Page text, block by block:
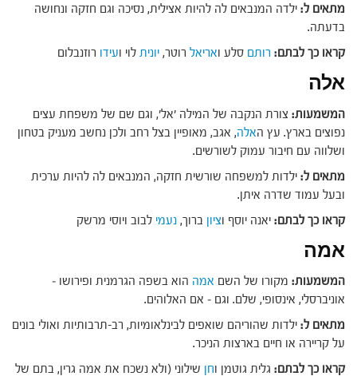
מתאים ל: ילדה המנבאים לה להיות אצילית, נסיכה וגם חזקה ונחושה
בדעתה.
קראו כך לבתם: רותם סלע ואריאל רוטר, יונית לוי ועידו רוזנבלום
אלה
המשמעות: צורת הנקבה של המילה 'אל', וגם שם של משפחת עצים
נפוצים בארץ. עץ האלה, אגב, מאופיין בצל רחב ולכן נחשב מעניק בטחון
ושלווה עם חיבור עמוק לשורשים.
מתאים ל: ילדות למשפחה שורשית חזקה, המנבאים לה להיות ערכית
ובעל עמוד שדרה איתן.
קראו כך לבתם: יאנה יוסף וציון ברוך, נעמי לבוב ויוסי מרשק
אמה
המשמעות: מקורו של השם אמה הוא בשפה הגרמנית ופירושו –
אוניברסלי, אינסופי, שלם. וגם – אם האלוהים.
מתאים ל: ילדות שהוריהם שואפים לבינלאומיות, רב-תרבותיות ואולי בונים
על קריירה או חיים בארצות הניכר.
קראו כך לבתם: גלית גוטמן וחן שילוני (ולא נשכח את אמה גרין, בתם של